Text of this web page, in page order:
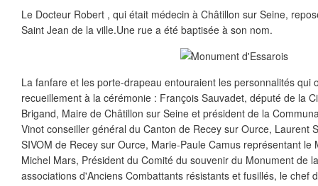
Le Docteur Robert , qui était médecin à Châtillon sur Seine,
Saint Jean de la ville.Une rue a été baptisée à son nom.
La fanfare et les porte-drapeau entouraient les personnalités qui
recueillement à la cérémonie : François Sauvadet, député de la
Brigand, Maire de Châtillon sur Seine et président de la
Vinot conseiller général du Canton de Recey sur Ource, Laurent
SIVOM de Recey sur Ource, Marie-Paule Camus représentant le
Michel Mars, Président du Comité du souvenir du Monument de
associations d'Anciens Combattants résistants et fusillés, le chef